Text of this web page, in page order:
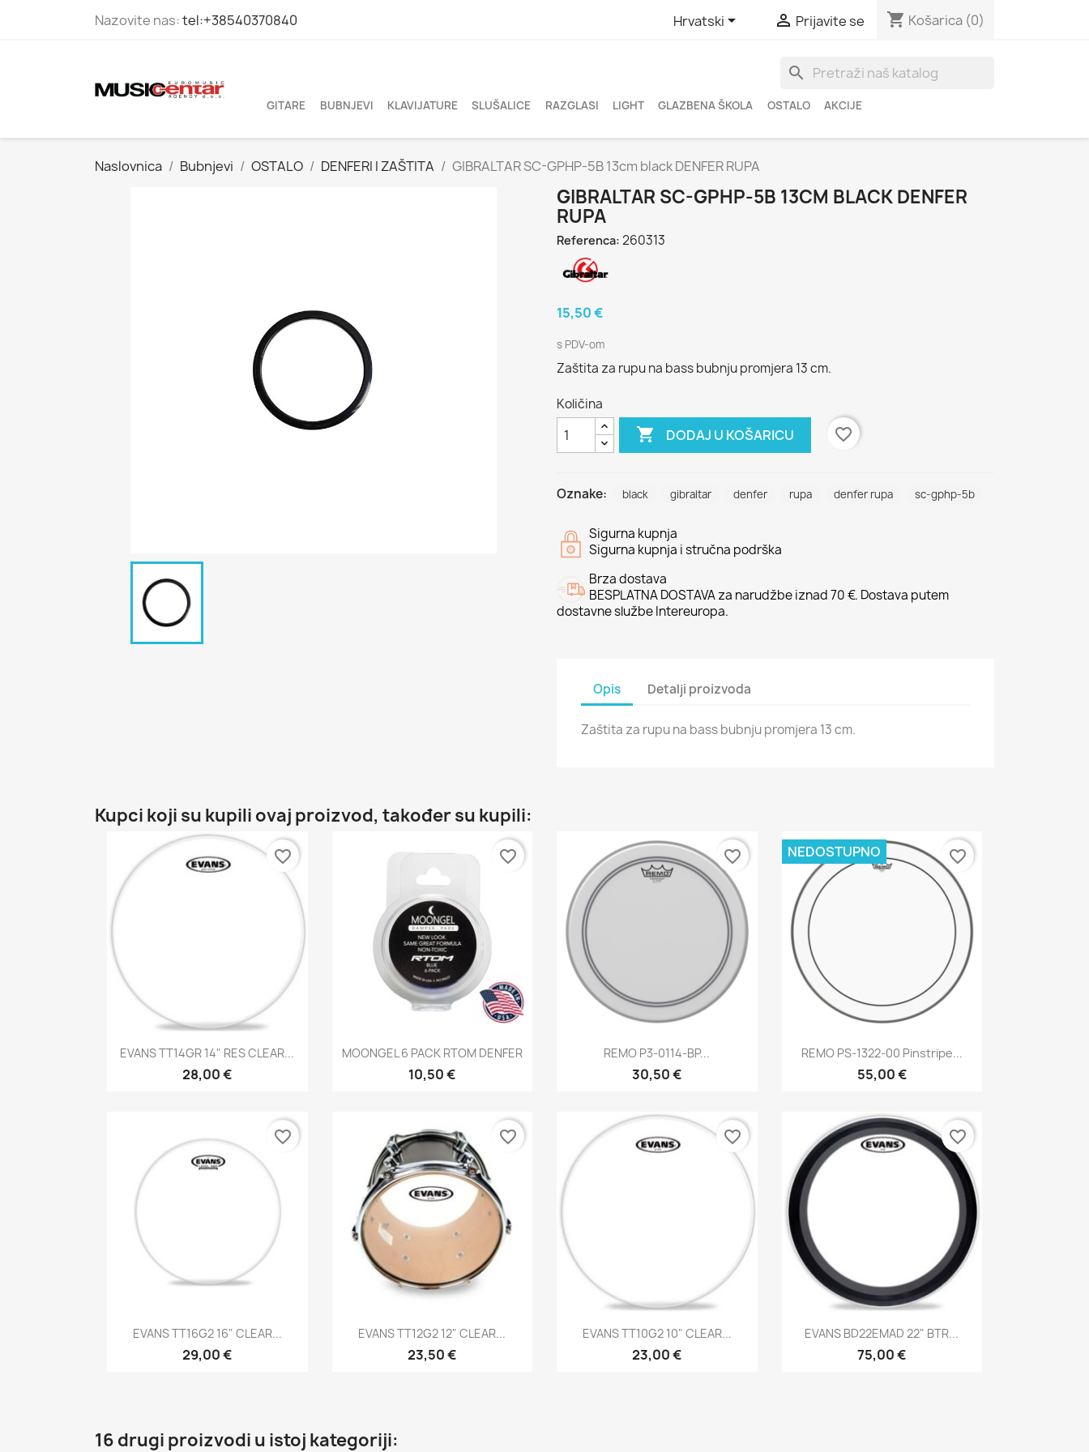
Nazovite nas:tel:+38540370840 Hrvatski  Prijavite se shopping_cart Košarica (0)
search
GITARE BUBNJEVI KLAVIJATURE SLUŠALICE RAZGLASI LIGHT GLAZBENA ŠKOLA OSTALO AKCIJE
Naslovnica Bubnjevi OSTALO DENFERI I ZAŠTITA GIBRALTAR SC-GPHP-5B 13cm black DENFER RUPA
GIBRALTAR SC-GPHP-5B 13CM BLACK DENFER
RUPA
Referenca: 260313
15,50 €
s PDV-om
Zaštita za rupu na bass bubnju promjera 13 cm.
Količina
 DODAJ U KOŠARICU favorite_border
Oznake: black gibraltar denfer rupa denfer rupa sc-gphp-5b
Sigurna kupnja
Sigurna kupnja i stručna podrška
Brza dostava
BESPLATNA DOSTAVA za narudžbe iznad 70 €. Dostava putem
dostavne službe Intereuropa.
Opis Detalji proizvoda
Zaštita za rupu na bass bubnju promjera 13 cm.
Kupci koji su kupili ovaj proizvod, također su kupili:
Brzi pregled
EVANS TT14GR 14" RES CLEAR...
28,00 €
favorite_border
Brzi pregled
MOONGEL 6 PACK RTOM DENFER
10,50 €
favorite_border
Brzi pregled
REMO P3-0114-BP...
30,50 €
favorite_border
 Brzi pregled
REMO PS-1322-00 Pinstripe...
55,00 €
NEDOSTUPNO favorite_border
Brzi pregled
EVANS TT16G2 16" CLEAR...
29,00 €
favorite_border
Brzi pregled
EVANS TT12G2 12" CLEAR...
23,50 €
favorite_border
Brzi pregled
EVANS TT10G2 10" CLEAR...
23,00 €
favorite_border
Brzi pregled
EVANS BD22EMAD 22" BTR...
75,00 €
favorite_border
16 drugi proizvodi u istoj kategoriji: